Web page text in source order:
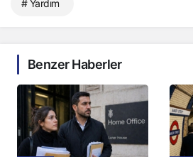
# Yardım
Benzer Haberler